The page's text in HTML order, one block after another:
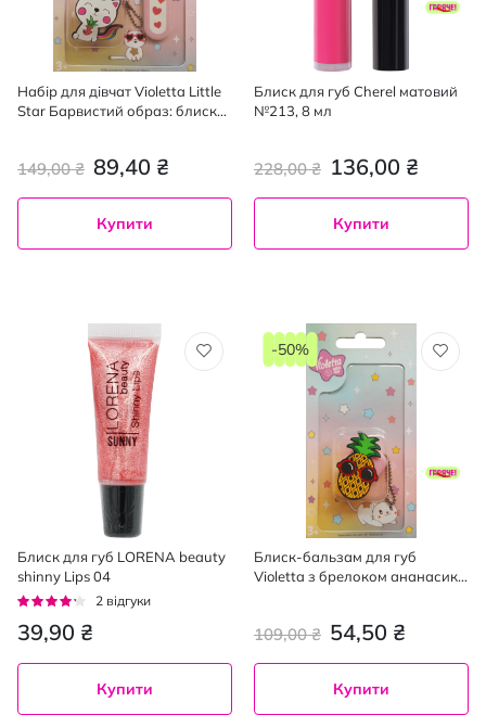
Набір для дівчат Violetta Little
Star Барвистий образ: блиск
89,40 ₴
149,00 ₴
Купити
Блиск для губ Cherel матовий
№213, 8 мл
136,00 ₴
228,00 ₴
Купити
Блиск для губ LORENA beauty
shinny Lips 04
Рейтинг:
2 відгуки
39,90 ₴
Купити
Блиск-бальзам для губ
Violetta з брелоком ананасик
54,50 ₴
109,00 ₴
-50%
Купити